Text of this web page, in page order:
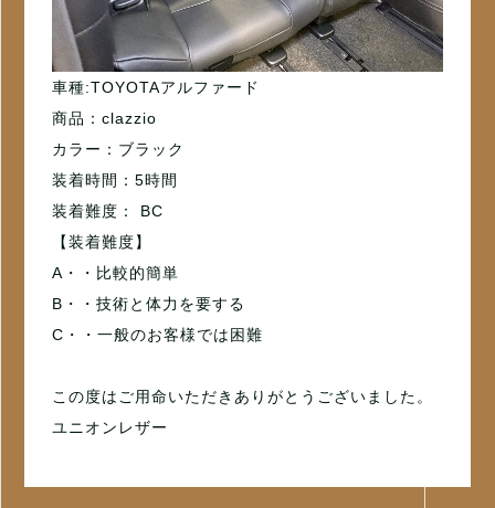
車種:TOYOTAアルファード
商品：clazzio
カラー：ブラック
装着時間：5時間
装着難度： BC
【装着難度】
A・・比較的簡単
B・・技術と体力を要する
C・・一般のお客様では困難
この度はご用命いただきありがとうございました。
ユニオンレザー